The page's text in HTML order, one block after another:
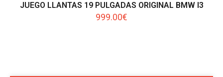
JUEGO LLANTAS 19 PULGADAS ORIGINAL BMW I3
999.00€